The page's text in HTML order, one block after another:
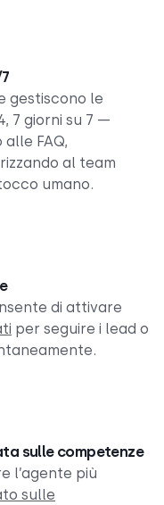
gestiscono le
7 giorni su 7 —
FAQ,
al team
umano.
di attivare
per seguire i lead o
sulle competenze
l’agente più
sulle